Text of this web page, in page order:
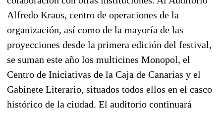
Alfredo Kraus, centro de operaciones de la
organización, así como de la mayoría de las
proyecciones desde la primera edición del festival,
se suman este año los multicines Monopol, el
Centro de Iniciativas de la Caja de Canarias y el
Gabinete Literario, situados todos ellos en el casco
histórico de la ciudad. El auditorio continuará